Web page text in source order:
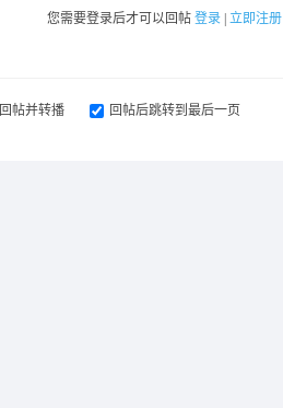
您需要登录后才可以回帖 登录 立即注册
回帖并转播 回帖后跳转到最后一页